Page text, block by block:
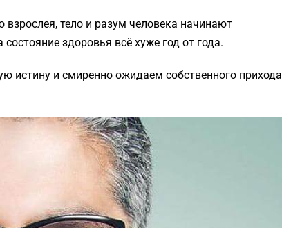
тело и разум человека начинают
здоровья всё хуже год от года.
истину и смиренно ожидаем собственного прихода